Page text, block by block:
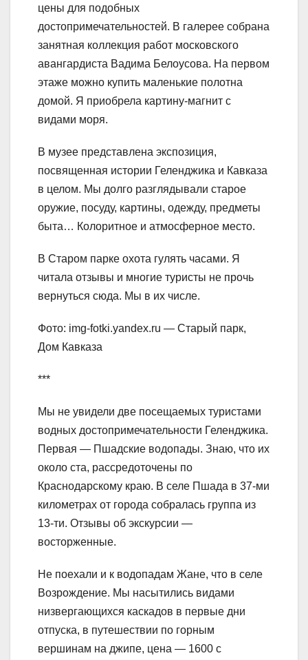
цены для подобных
достопримечательностей. В галерее собрана
занятная коллекция работ московского
авангардиста Вадима Белоусова. На первом
этаже можно купить маленькие полотна
домой. Я приобрела картину-магнит с
видами моря.
В музее представлена экспозиция,
посвященная истории Геленджика и Кавказа
в целом. Мы долго разглядывали старое
оружие, посуду, картины, одежду, предметы
быта… Колоритное и атмосферное место.
В Старом парке охота гулять часами. Я
читала отзывы и многие туристы не прочь
вернуться сюда. Мы в их числе.
Фото: img-fotki.yandex.ru — Старый парк,
Дом Кавказа
***
Мы не увидели две посещаемых туристами
водных достопримечательности Геленджика.
Первая — Пшадские водопады. Знаю, что их
около ста, рассредоточены по
Краснодарскому краю. В селе Пшада в 37-ми
километрах от города собралась группа из
13-ти. Отзывы об экскурсии —
восторженные.
Не поехали и к водопадам Жане, что в селе
Возрождение. Мы насытились видами
низвергающихся каскадов в первые дни
отпуска, в путешествии по горным
вершинам на джипе, цена — 1600 с